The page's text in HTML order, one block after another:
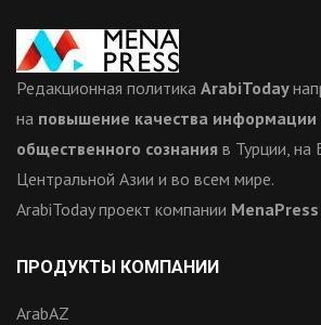
Редакционная политика ArabiToday
на повышение качества информации
общественного сознания в Турции,
Центральной Азии и во всем мире.
ArabiToday проект компании MenaPress
ПРОДУКТЫ КОМПАНИИ
ArabAZ